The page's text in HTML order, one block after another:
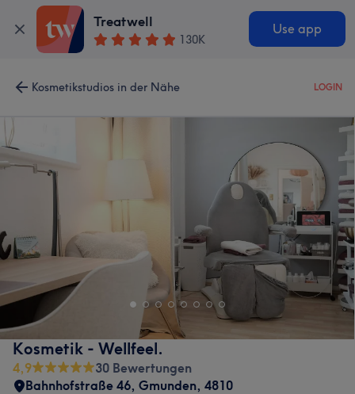
Treatwell
130K
Use app
Kosmetikstudios in der Nähe LOGIN
Kosmetik - Wellfeel.
4,9
30 Bewertungen
Bahnhofstraße 46, Gmunden, 4810